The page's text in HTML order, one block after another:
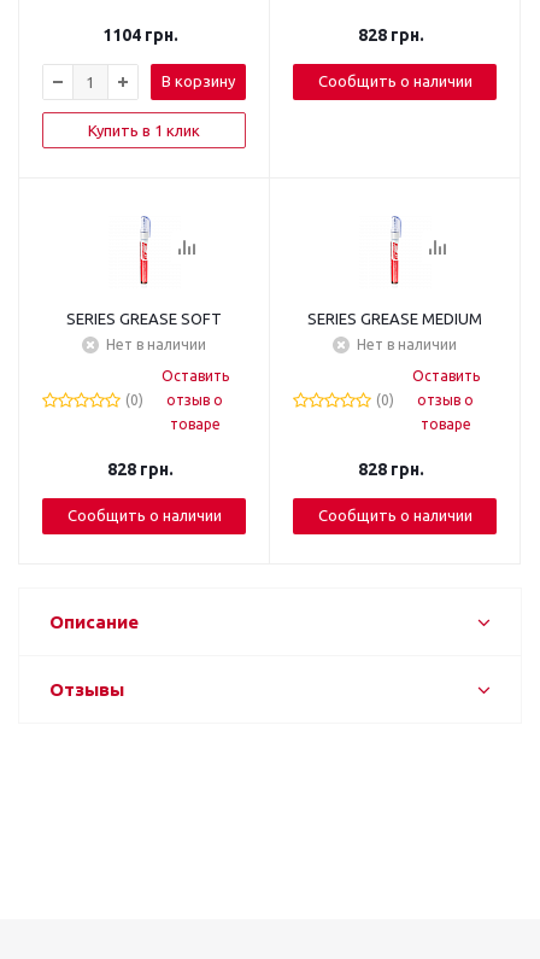
1104грн.
В корзину
Купить в 1 клик
828грн.
Сообщить о наличии
SERIES GREASE SOFT
Нет в наличии
(0)
Оставить
отзыв о
товаре
828грн.
Сообщить о наличии
SERIES GREASE MEDIUM
Нет в наличии
(0)
Оставить
отзыв о
товаре
828грн.
Сообщить о наличии
Описание
Отзывы